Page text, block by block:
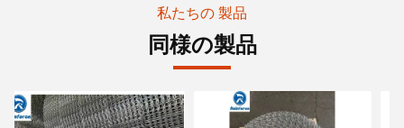
私たちの 製品
同様の製品